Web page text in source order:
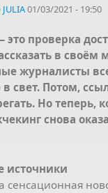
JULIA01/03/2021 - 19:50
проверка
в
журналисты
свет. Потом,
Но теперь,
снова
источники
сенсационная